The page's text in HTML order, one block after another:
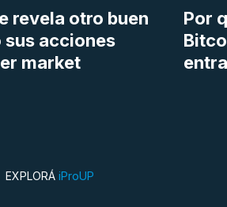
revela otro buen
sus acciones
market
Por
EXPLORÁ iProUP